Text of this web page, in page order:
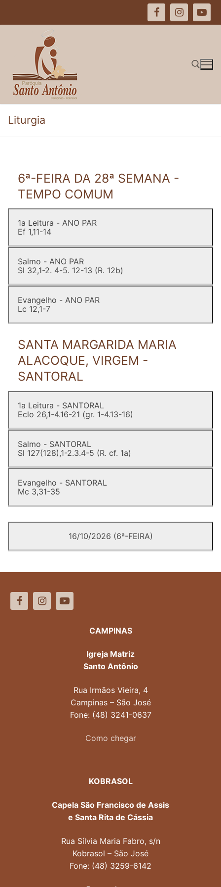
Pesquisar por:
Liturgia
6ª-FEIRA DA 28ª SEMANA -
TEMPO COMUM
1a Leitura - ANO PAR
Ef 1,11-14
Salmo - ANO PAR
Sl 32,1-2. 4-5. 12-13 (R. 12b)
Evangelho - ANO PAR
Lc 12,1-7
SANTA MARGARIDA MARIA
ALACOQUE, VIRGEM -
SANTORAL
1a Leitura - SANTORAL
Eclo 26,1-4.16-21 (gr. 1-4.13-16)
Salmo - SANTORAL
Sl 127(128),1-2.3.4-5 (R. cf. 1a)
Evangelho - SANTORAL
Mc 3,31-35
16/10/2026 (6ª-FEIRA)
CAMPINAS
Igreja Matriz
Santo Antônio
Rua Irmãos Vieira, 4
Campinas – São José
Fone: (48) 3241-0637
Como chegar
KOBRASOL
Capela São Francisco de Assis
e Santa Rita de Cássia
Rua Sílvia Maria Fabro, s/n
Kobrasol – São José
Fone: (48) 3259-6142